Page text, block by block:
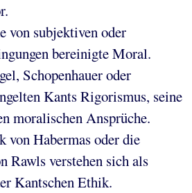
von subjektiven oder
bereinigte Moral.
Schopenhauer oder
Kants Rigorismus, seine
moralischen Ansprüche.
von Habermas oder die
Rawls verstehen sich als
Kantschen Ethik.